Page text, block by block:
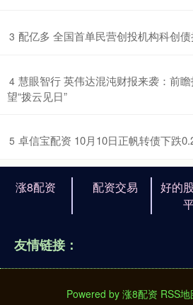
3 配亿多 全国首单民营创投机构科创
4 慧眼智行 英伟达混沌财报来袭：前
望“拨云见日”
5 卓信宝配资 10月10日正帆转债下跌
涨8配资 配资交易
好的
友情链接：
Powered by 涨8配资 RSS地